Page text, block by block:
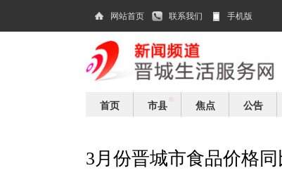
网站首页 联系我们 手机版
首页 市县 焦点 公告
3月份晋城市食品价格